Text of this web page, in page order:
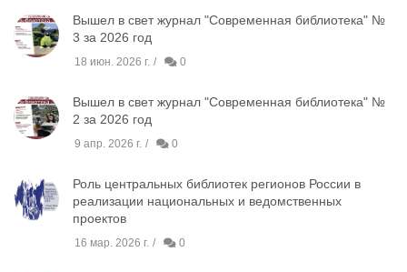
Вышел в свет журнал "Современная библиотека" №
3 за 2026 год
18 июн. 2026 г. 0
Вышел в свет журнал "Современная библиотека" №
2 за 2026 год
9 апр. 2026 г. 0
Роль центральных библиотек регионов России в
реализации национальных и ведомственных
проектов
16 мар. 2026 г. 0